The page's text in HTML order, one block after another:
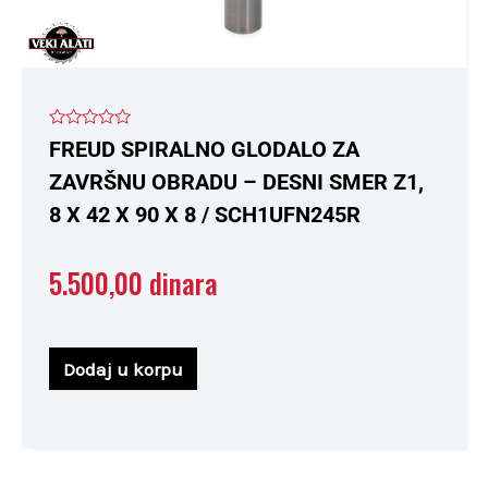
Ocenjeno
sa
0
od
FREUD SPIRALNO GLODALO ZA
ZAVRŠNU OBRADU – DESNI SMER Z1,
8 X 42 X 90 X 8 / SCH1UFN245R
5.500,00 dinara
Dodaj u korpu